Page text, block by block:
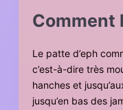
Comment
Le patte d’eph
c’est-à-dire très
hanches et
jusqu’en bas des